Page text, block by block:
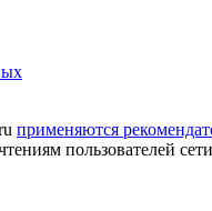
применяются
пользователей